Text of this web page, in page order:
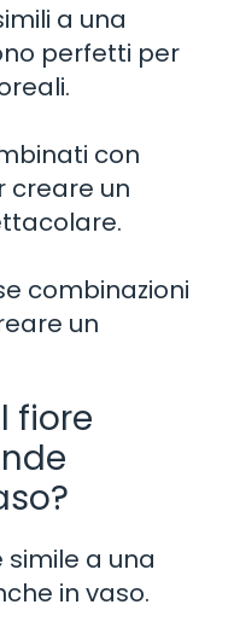
a una
perfetti per
con
creare un
combinazioni
un
fiore
simile a una
in vaso.